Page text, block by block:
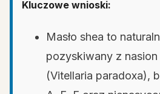
Kluczowe wnioski:
Masło shea to
pozyskiwany z
(Vitellaria paradoxa),